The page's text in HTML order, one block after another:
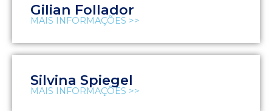
Gilian Follador
MAIS INFORMAÇÕES >>
Silvina Spiegel
MAIS INFORMAÇÕES >>